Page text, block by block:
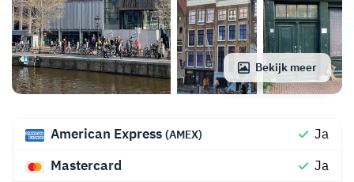
Bekijk meer
American Express (AMEX)
Ja
Mastercard
Ja